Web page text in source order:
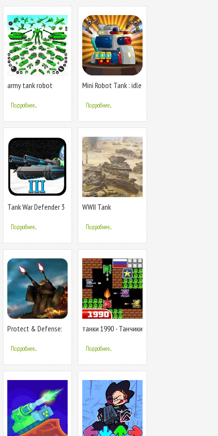
army tank robot
Подробнее...
Mini Robot Tank : idle
Подробнее...
Tank War Defender 3
Подробнее...
WWII Tank
Подробнее...
Protect & Defense:
Подробнее...
танки 1990 - Танчики
Подробнее...